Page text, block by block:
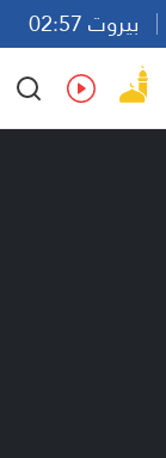
بيروت 02:57
Ar
En Fr Es